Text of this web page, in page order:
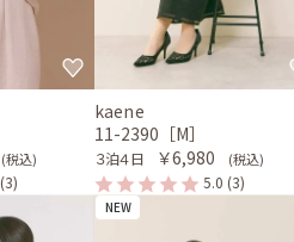
(税込)
(3)
kaene
11-2390［M］
３泊４日 ￥6,980 (税込)
5.0 (3)
NEW